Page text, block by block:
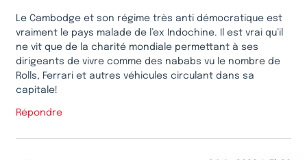
Le Cambodge et son régime très anti démocratique est
vraiment le pays malade de l’ex Indochine. Il est vrai qu’il
ne vit que de la charité mondiale permettant à ses
dirigeants de vivre comme des nababs vu le nombre de
Rolls, Ferrari et autres véhicules circulant dans sa
capitale!
Répondre